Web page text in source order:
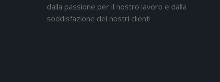
dalla passione per il nostro lavoro e dalla
soddisfazione dei nostri clienti